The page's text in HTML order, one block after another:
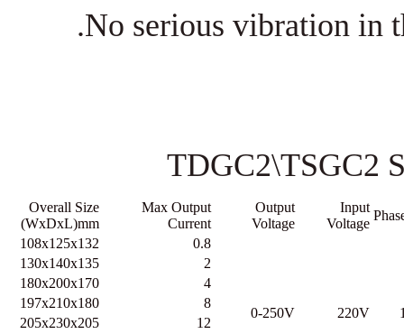
No serious
Max Output
Current
Overall Size
(WxDxL)mm
Weight
KG
0-
108x125x132
2.1
130x140x135
3.2
180x200x170
5.9
197x210x180
8.2
205x230x205
10.8